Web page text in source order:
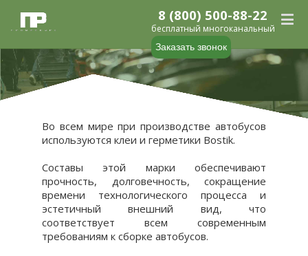
Заказать звонок
8 (800) 500-88-22
бесплатный многоканальный
Во всем мире при производстве автобусов
используются клеи и герметики Bostik.
Составы этой марки обеспечивают
прочность, долговечность, сокращение
времени технологического процесса и
эстетичный внешний вид, что
соответствует всем современным
требованиям к сборке автобусов.